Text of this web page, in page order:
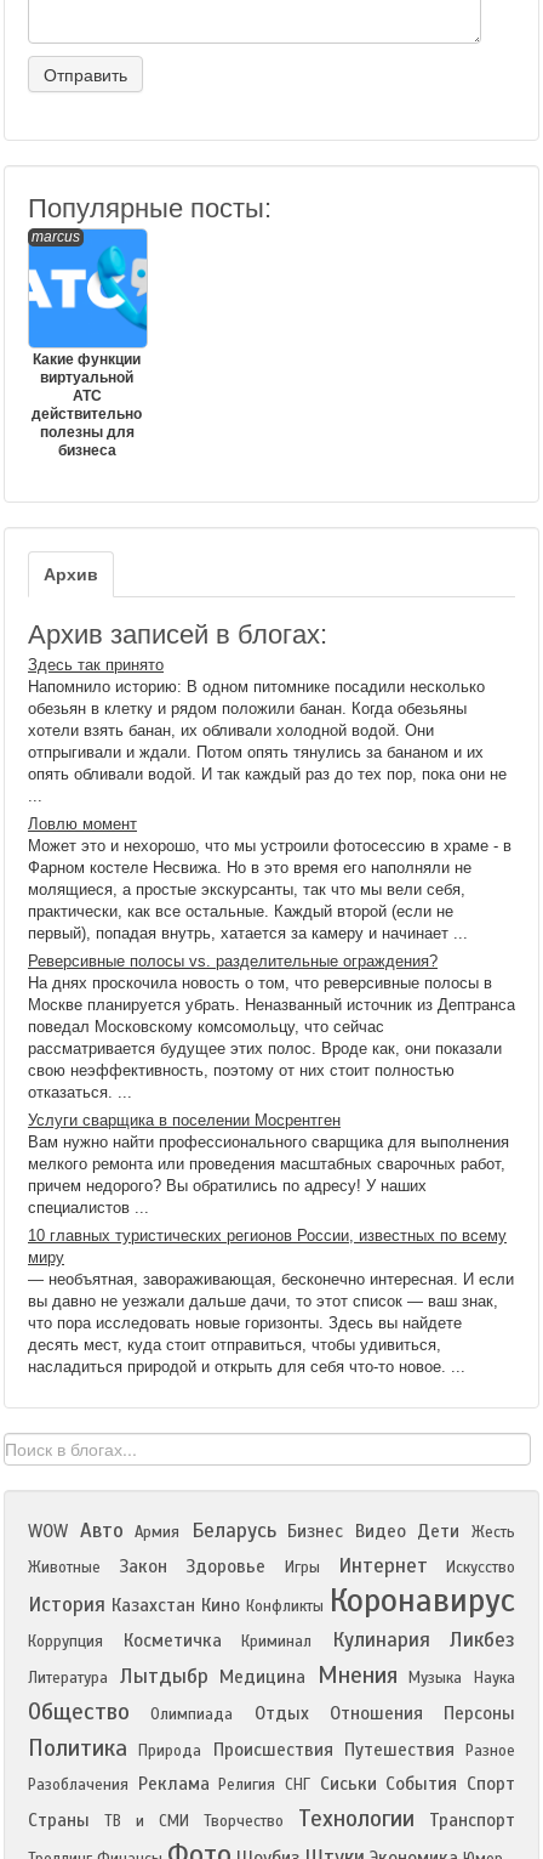
Популярные посты:
marcus
Какие функции
виртуальной
АТС
действительно
полезны для
бизнеса
Архив
Архив записей в блогах:
Здесь так принято
Напомнило историю: В одном питомнике посадили несколько
обезьян в клетку и рядом положили банан. Когда обезьяны
хотели взять банан, их обливали холодной водой. Они
отпрыгивали и ждали. Потом опять тянулись за бананом и их
опять обливали водой. И так каждый раз до тех пор, пока они не
Ловлю момент
Может это и нехорошо, что мы устроили фотосессию в храме - в
Фарном костеле Несвижа. Но в это время его наполняли не
молящиеся, а простые экскурсанты, так что мы вели себя,
практически, как все остальные. Каждый второй (если не
первый), попадая внутрь, хатается за камеру и начинает ...
Реверсивные полосы vs. разделительные ограждения?
На днях проскочила новость о том, что реверсивные полосы в
Москве планируется убрать. Неназванный источник из Дептранса
поведал Московскому комсомольцу, что сейчас
рассматривается будущее этих полос. Вроде как, они показали
свою неэффективность, поэтому от них стоит полностью
отказаться. ...
Услуги сварщика в поселении Мосрентген
Вам нужно найти профессионального сварщика для выполнения
мелкого ремонта или проведения масштабных сварочных работ,
причем недорого? Вы обратились по адресу! У наших
специалистов ...
10 главных туристических регионов России, известных по всему
миру
— необъятная, завораживающая, бесконечно интересная. И если
вы давно не уезжали дальше дачи, то этот список — ваш знак,
что пора исследовать новые горизонты. Здесь вы найдете
десять мест, куда стоит отправиться, чтобы удивиться,
насладиться природой и открыть для себя что-то новое. ...
WOW Авто Армия Беларусь Бизнес Видео Дети
Жесть
Животные
Закон Здоровье Игры Интернет Искусство
История Казахстан Кино Конфликты Коронавирус
Коррупция Косметичка Криминал Кулинария Ликбез
Литература Лытдыбр Медицина Мнения Музыка Наука
Общество Олимпиада Отдых Отношения Персоны
Политика Природа Происшествия Путешествия
Разное
Разоблачения
Реклама Религия СНГ Сиськи События Спорт
Страны
ТВ и СМИ Творчество Технологии Транспорт